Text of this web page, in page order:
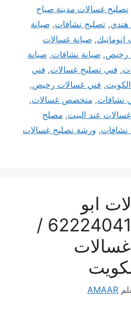
تصليح غسالات مدينة صباح
هندي, تصليح نشافات, صيانة
, صيانة غسالات
رخيص, صيانة نشافات, صيانة
, فني تصليح غسالات, فني
, فني غسالات رخيص,
نشافات, متخصص غسالات,
عند البيت, مصلح
نشافات, ورشة تصليح غسالات
ابو
الحصاني / 62224041 /
AMAAR